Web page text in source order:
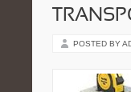
POSTED BY